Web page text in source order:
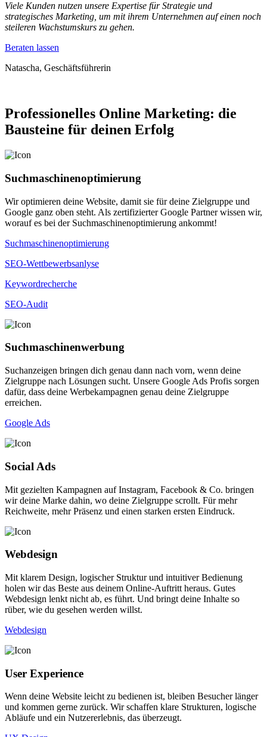
Viele Kunden nutzen unsere Expertise für Strategie und
strategisches Marketing, um mit ihrem Unternehmen auf einen noch
steileren Wachstumskurs zu gehen.
Beraten lassen
Natascha, Geschäftsführerin
Professionelles Online Marketing: die
Bausteine für deinen Erfolg
Suchmaschinenoptimierung
Wir optimieren deine Website, damit sie für deine Zielgruppe und
Google ganz oben steht. Als zertifizierter Google Partner wissen wir,
worauf es bei der Suchmaschinenoptimierung ankommt!
Suchmaschinenoptimierung
SEO-Wettbewerbsanlyse
Keywordrecherche
SEO-Audit
Suchmaschinenwerbung
Suchanzeigen bringen dich genau dann nach vorn, wenn deine
Zielgruppe nach Lösungen sucht. Unsere Google Ads Profis sorgen
dafür, dass deine Werbekampagnen genau deine Zielgruppe
erreichen.
Google Ads
Social Ads
Mit gezielten Kampagnen auf Instagram, Facebook & Co. bringen
wir deine Marke dahin, wo deine Zielgruppe scrollt. Für mehr
Reichweite, mehr Präsenz und einen starken ersten Eindruck.
Webdesign
Mit klarem Design, logischer Struktur und intuitiver Bedienung
holen wir das Beste aus deinem Online-Auftritt heraus. Gutes
Webdesign lenkt nicht ab, es führt. Und bringt deine Inhalte so
rüber, wie du gesehen werden willst.
Webdesign
User Experience
Wenn deine Website leicht zu bedienen ist, bleiben Besucher länger
und kommen gerne zurück. Wir schaffen klare Strukturen, logische
Abläufe und ein Nutzererlebnis, das überzeugt.